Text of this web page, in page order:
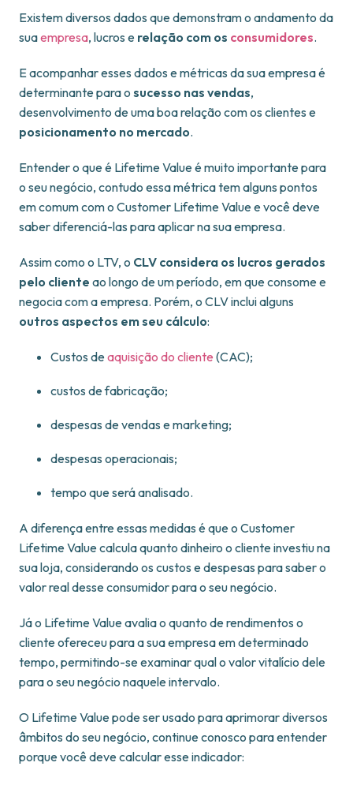
Existem diversos dados que demonstram o andamento da
suaempresa, lucros e relação com os consumidores.
E acompanhar esses dados e métricas da sua empresa é
determinante para o sucesso nas vendas,
desenvolvimento de uma boa relação com os clientes e
posicionamento no mercado.
Entender o que é Lifetime Value é muito importante para
o seu negócio, contudo essa métrica tem alguns pontos
em comum com o Customer Lifetime Value e você deve
saber diferenciá-las para aplicar na sua empresa.
Assim como o LTV, o CLV considera os lucros gerados
pelo cliente ao longo de um período, em que consome e
negocia com a empresa. Porém, o CLV inclui alguns
outros aspectos em seu cálculo:
Custos deaquisição do cliente (CAC);
custos de fabricação;
despesas de vendas e marketing;
despesas operacionais;
tempo que será analisado.
A diferença entre essas medidas é que o Customer
Lifetime Value calcula quanto dinheiro o cliente investiu na
sua loja, considerando os custos e despesas para saber o
valor real desse consumidor para o seu negócio.
Já o Lifetime Value avalia o quanto de rendimentos o
cliente ofereceu para a sua empresa em determinado
tempo, permitindo-se examinar qual o valor vitalício dele
para o seu negócio naquele intervalo.
O Lifetime Value pode ser usado para aprimorar diversos
âmbitos do seu negócio, continue conosco para entender
porque você deve calcular esse indicador: